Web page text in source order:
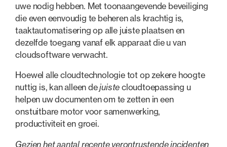
uwe nodig hebben. Met toonaangevende beveiliging
die even eenvoudig te beheren als krachtig is,
taaktautomatisering op alle juiste plaatsen en
dezelfde toegang vanaf elk apparaat die u van
cloudsoftware verwacht.
Hoewel alle cloudtechnologie tot op zekere hoogte
nuttig is, kan alleen dejuiste cloudtoepassing u
helpen uw documenten om te zetten in een
onstuitbare motor voor samenwerking,
productiviteit en groei.
Gezien het aantal recente verontrustende incidenten